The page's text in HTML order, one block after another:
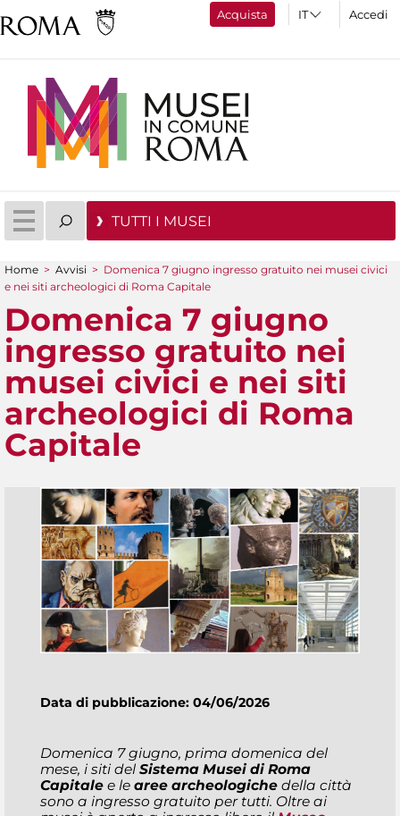
Acquista Accedi
TUTTI I MUSEI
Tu sei qui
Home > Avvisi > Domenica 7 giugno ingresso gratuito nei musei civici
e nei siti archeologici di Roma Capitale
Domenica 7 giugno
ingresso gratuito nei
musei civici e nei siti
archeologici di Roma
Capitale
Data di pubblicazione: 04/06/2026
Domenica 7 giugno, prima domenica del
mese, i siti del Sistema Musei di Roma
Capitale e le aree archeologiche della città
sono a ingresso gratuito per tutti. Oltre ai